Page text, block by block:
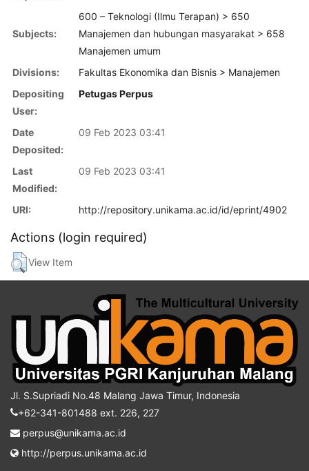
Subjects:
600 – Teknologi (Ilmu Terapan) > 650
Manajemen dan hubungan masyarakat > 658
Manajemen umum
Divisions:
Fakultas Ekonomika dan Bisnis > Manajemen
Depositing
User:
Petugas Perpus
Date
Deposited:
09 Feb 2023 03:41
Last
Modified:
09 Feb 2023 03:41
URI: http://repository.unikama.ac.id/id/eprint/4902
Actions (login required)
View Item
Jl. S.Supriadi No.48 Malang Jawa Timur, Indonesia
+62-341-801488 ext. 226, 227
perpus@unikama.ac.id
http://perpus.unikama.ac.id